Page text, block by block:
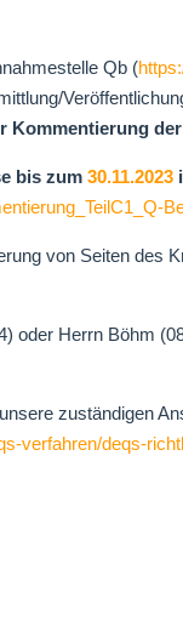
Qb (
Kommentierung
bis zum 30.11.2023
von Seiten des
oder Herrn Böhm
zuständigen
verfahren/deqs-